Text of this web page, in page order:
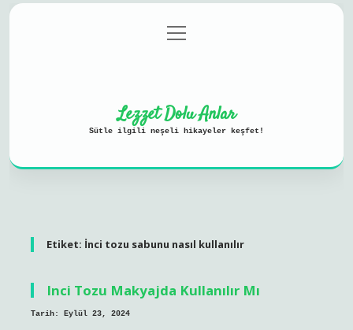
Gizlilik Politikası
menüyü
aç
Lezzet Dolu Anlar
Sütle ilgili neşeli hikayeler keşfet!
Etiket: İnci tozu sabunu nasıl kullanılır
Inci Tozu Makyajda Kullanılır Mı
Tarih: Eylül 23, 2024